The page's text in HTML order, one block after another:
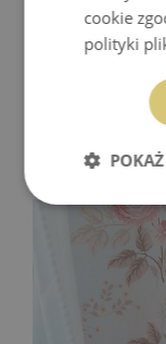
cookie
polityki